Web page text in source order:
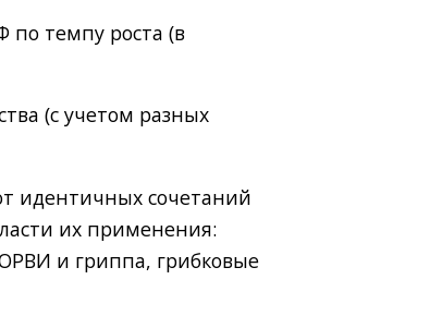
по темпу роста (в
(с учетом разных
идентичных сочетаний
их применения:
и гриппа, грибковые